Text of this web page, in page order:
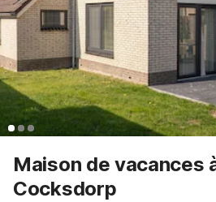
Maison de vacances
Cocksdorp